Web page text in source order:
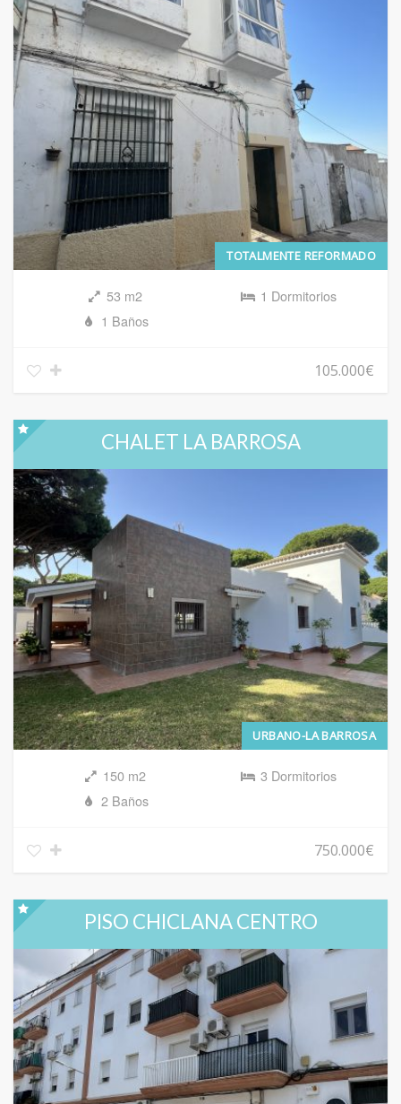
TOTALMENTE REFORMADO
53 m2
1 Dormitorios
1 Baños
105.000€
CHALET LA BARROSA
URBANO-LA BARROSA
150 m2
3 Dormitorios
2 Baños
750.000€
PISO CHICLANA CENTRO